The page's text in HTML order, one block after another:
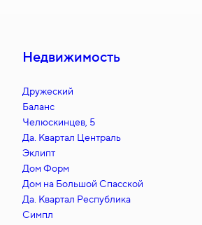
Недвижимость
Дружеский
Баланс
Челюскинцев, 5
Да. Квартал Централь
Эклипт
Дом Форм
Дом на Большой Спасской
Да. Квартал Республика
Симпл